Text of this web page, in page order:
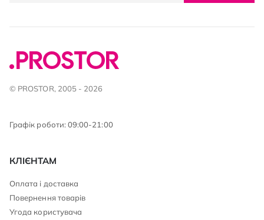
© PROSTOR, 2005 - 2026
Графік роботи: 09:00-21:00
КЛІЄНТАМ
Оплата і доставка
Повернення товарів
Угода користувача